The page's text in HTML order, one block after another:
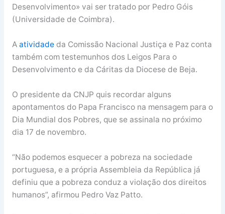
Desenvolvimento» vai ser tratado por Pedro Góis
(Universidade de Coimbra).
A atividadeda Comissão Nacional Justiça e Paz conta
também com testemunhos dos Leigos Para o
Desenvolvimento e da Cáritas da Diocese de Beja.
O presidente da CNJP quis recordar alguns
apontamentos do Papa Francisco na mensagem para o
Dia Mundial dos Pobres, que se assinala no próximo
dia 17 de novembro.
“Não podemos esquecer a pobreza na sociedade
portuguesa, e a própria Assembleia da República já
definiu que a pobreza conduz a violação dos direitos
humanos”, afirmou Pedro Vaz Patto.